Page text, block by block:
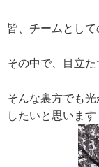
皆、チームとし
その中で、目立
そんな裏方でも
したいと思います